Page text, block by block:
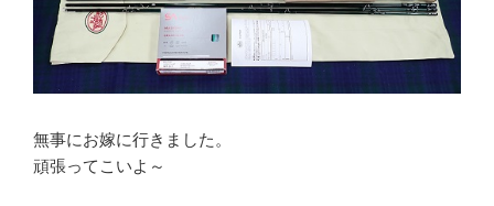
無事にお嫁に行きました。
頑張ってこいよ～